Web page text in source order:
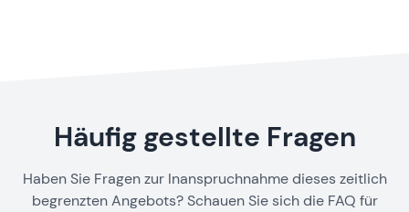
Häufig gestellte Fragen
Haben Sie Fragen zur Inanspruchnahme dieses zeitlich
begrenzten Angebots? Schauen Sie sich die FAQ für